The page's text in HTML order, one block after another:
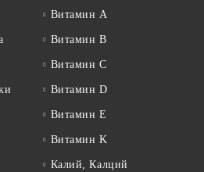
Витамин А
Витамин B
Витамин C
Витамин D
Витамин E
Витамин K
Калий, Калций